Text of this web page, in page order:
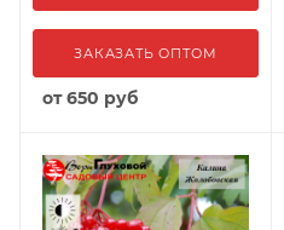
ЗАКАЗАТЬ ОПТОМ
от650 руб